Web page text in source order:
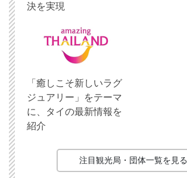
決を実現
「癒しこそ新しいラグ
ジュアリー」をテーマ
に、タイの最新情報を
紹介
注目観光局・団体一覧を見る